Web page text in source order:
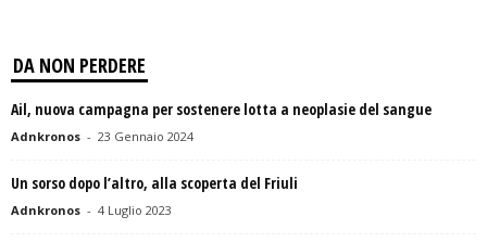
DA NON PERDERE
Ail, nuova campagna per sostenere lotta a neoplasie del sangue
Adnkronos - 23 Gennaio 2024
Un sorso dopo l’altro, alla scoperta del Friuli
Adnkronos - 4 Luglio 2023